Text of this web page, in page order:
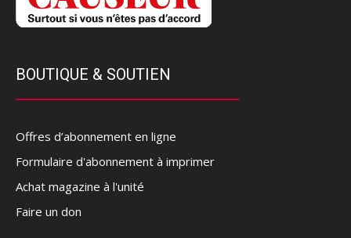
BOUTIQUE & SOUTIEN
Offres d’abonnement en ligne
Formulaire d'abonnement à imprimer
Achat magazine à l'unité
Faire un don